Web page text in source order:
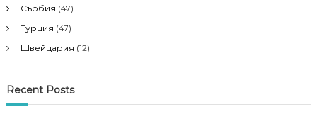
n
Сърбия (47)
Турция (47)
Швейцария (12)
Recent Posts